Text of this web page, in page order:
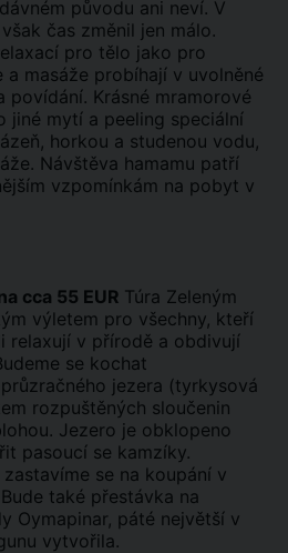
původu ani neví. V
čas změnil jen málo.
pro tělo jako pro
a masáže probíhají v uvolněné
povídání. Krásné mramorové
jiné mytí a peeling speciální
horkou a studenou vodu,
Návštěva hamamu patří
vzpomínkám na pobyt v
cca 55 EUR Túra Zeleným
výletem pro všechny, kteří
relaxují v přírodě a obdivují
se kochat
jezera (tyrkysová
rozpuštěných sloučenin
Jezero je obklopeno
pasoucí se kamzíky.
se na koupání v
také přestávka na
Oymapinar, páté největší v
vytvořila.